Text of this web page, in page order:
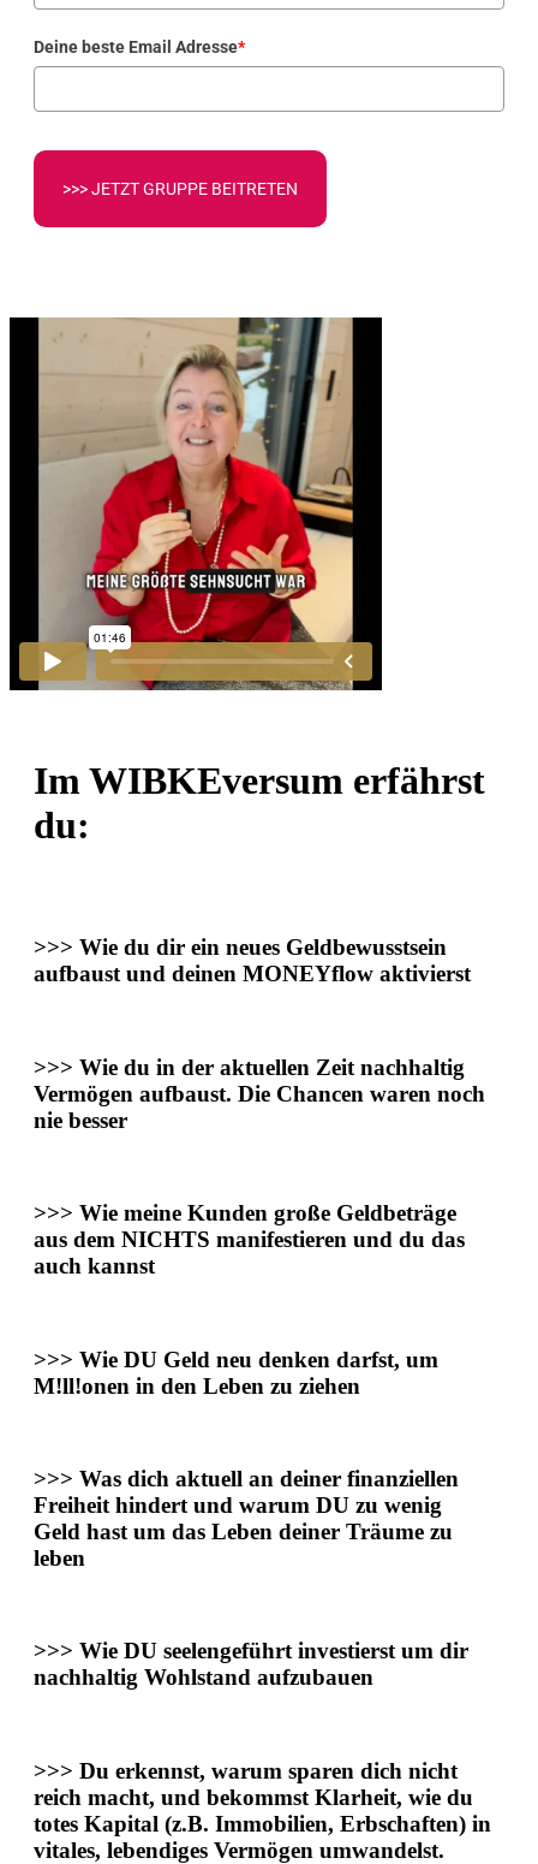
Deine beste Email Adresse*
>>> JETZT GRUPPE BEITRETEN
Im WIBKEversum erfährst
du:
>>> Wie du dir ein neues Geldbewusstsein
aufbaust und deinen MONEYflow aktivierst
>>> Wie du in der aktuellen Zeit nachhaltig
Vermögen aufbaust. Die Chancen waren noch
nie besser
>>> Wie meine Kunden große Geldbeträge
aus dem NICHTS manifestieren und du das
auch kannst
>>> Wie DU Geld neu denken darfst, um
M!ll!onen in den Leben zu ziehen
>>> Was dich aktuell an deiner finanziellen
Freiheit hindert und warum DU zu wenig
Geld hast um das Leben deiner Träume zu
leben
>>> Wie DU seelengeführt investierst um dir
nachhaltig Wohlstand aufzubauen
>>> Du erkennst, warum sparen dich nicht
reich macht, und bekommst Klarheit, wie du
totes Kapital (z.B. Immobilien, Erbschaften) in
vitales, lebendiges Vermögen umwandelst.